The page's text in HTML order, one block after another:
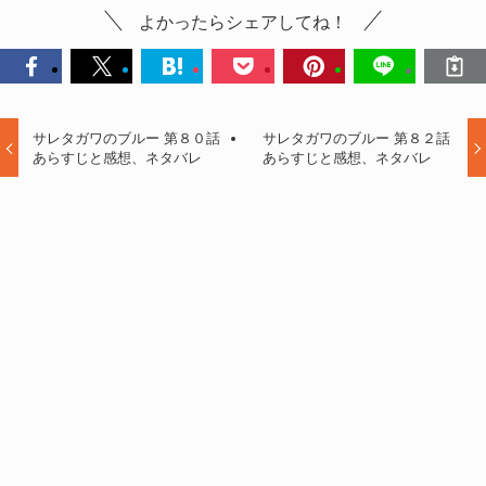
よかったらシェアしてね！
サレタガワのブルー 第８０話
あらすじと感想、ネタバレ
サレタガワのブルー 第８２話
あらすじと感想、ネタバレ